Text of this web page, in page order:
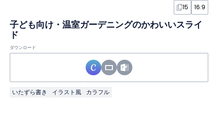
15 16:9
子ども向け・温室ガーデニングのかわいいスライ
ド
ダウンロード
いたずら書き イラスト風 カラフル